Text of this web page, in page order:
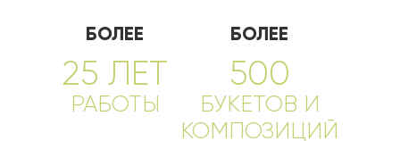
БОЛЕЕ
25 ЛЕТ
РАБОТЫ
БОЛЕЕ
500
БУКЕТОВ И
КОМПОЗИЦИЙ